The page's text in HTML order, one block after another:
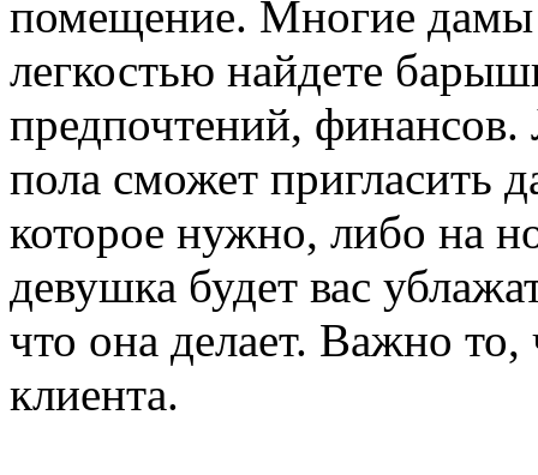
помещение. Многие дамы
легкостью найдете
предпочтений, финансов.
пола сможет пригласить
которое нужно, либо на
девушка будет вас
что она делает. Важно
клиента.